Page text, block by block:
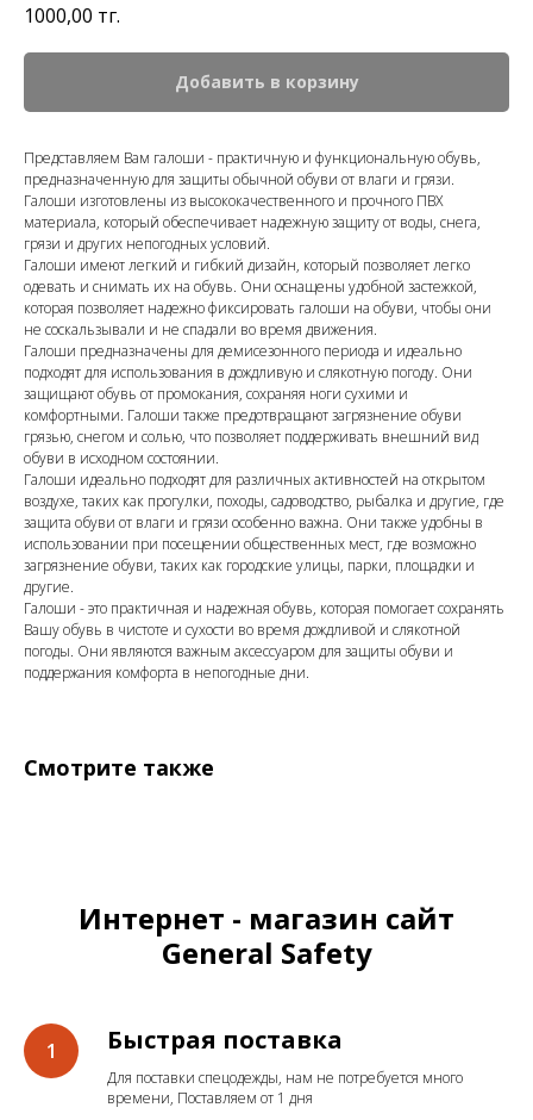
1000,00 тг.
Добавить в корзину
Представляем Вам галоши - практичную и функциональную обувь,
предназначенную для защиты обычной обуви от влаги и грязи.
Галоши изготовлены из высококачественного и прочного ПВХ
материала, который обеспечивает надежную защиту от воды, снега,
грязи и других непогодных условий.
Галоши имеют легкий и гибкий дизайн, который позволяет легко
одевать и снимать их на обувь. Они оснащены удобной застежкой,
которая позволяет надежно фиксировать галоши на обуви, чтобы они
не соскальзывали и не спадали во время движения.
Галоши предназначены для демисезонного периода и идеально
подходят для использования в дождливую и слякотную погоду. Они
защищают обувь от промокания, сохраняя ноги сухими и
комфортными. Галоши также предотвращают загрязнение обуви
грязью, снегом и солью, что позволяет поддерживать внешний вид
обуви в исходном состоянии.
Галоши идеально подходят для различных активностей на открытом
воздухе, таких как прогулки, походы, садоводство, рыбалка и другие, где
защита обуви от влаги и грязи особенно важна. Они также удобны в
использовании при посещении общественных мест, где возможно
загрязнение обуви, таких как городские улицы, парки, площадки и
другие.
Галоши - это практичная и надежная обувь, которая помогает сохранять
Вашу обувь в чистоте и сухости во время дождливой и слякотной
погоды. Они являются важным аксессуаром для защиты обуви и
поддержания комфорта в непогодные дни.
Смотрите также
Интернет - магазин сайт
General Safety
Быстрая поставка
Для поставки спецодежды, нам не потребуется много
времени, Поставляем от 1 дня